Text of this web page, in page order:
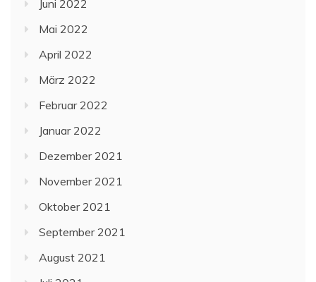
Juni 2022
Mai 2022
April 2022
März 2022
Februar 2022
Januar 2022
Dezember 2021
November 2021
Oktober 2021
September 2021
August 2021